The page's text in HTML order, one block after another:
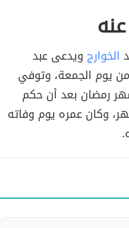
الخوارجويدعى عبد
يوم الجمعة، وتوفي
رمضان بعد أن حكم
وكان عمره يوم وفاته